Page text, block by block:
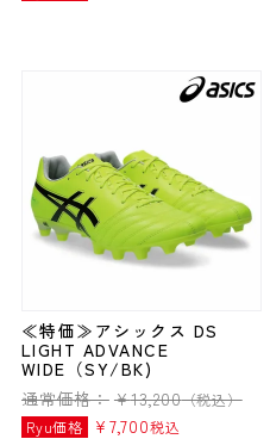
≪特価≫アシックス DS
LIGHT ADVANCE
WIDE（SY/BK)
通常価格： ¥13,200（税込）
Ryu価格
¥ 7,700税込